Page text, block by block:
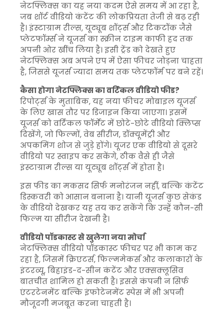
नेटफ्लिक्स का यह नया कदम ऐसे समय में आ रहा है,
जब शॉर्ट वीडियो कंटेंट की लोकप्रियता तेजी से बढ़ रही
है। इंस्टाग्राम रील्स, यूट्यूब शॉर्ट्स और टिकटॉक जैसे
प्लेटफॉर्म्स ने यूजर्स का स्क्रीन टाइम काफी हद तक
अपनी ओर खींच लिया है। इसी ट्रेंड को देखते हुए
नेटफ्लिक्स अब अपने एप में ऐसा फीचर जोड़ना चाहता
है, जिससे यूजर्स ज्यादा समय तक प्लेटफॉर्म पर बने रहें।
कैसा होगा नेटफ्लिक्स का वर्टिकल वीडियो फीड?
रिपोर्ट्स के मुताबिक, यह नया फीचर मोबाइल यूजर्स
के लिए खास तौर पर डिजाइन किया जाएगा। इसमें
यूजर्स को वर्टिकल फॉर्मेट में छोटे-छोटे वीडियो क्लिप्स
दिखेंगे, जो फिल्मों, वेब सीरीज, डॉक्यूमेंट्री और
अपकमिंग शोज से जुड़े होंगे। यूजर एक वीडियो से दूसरे
वीडियो पर स्वाइप कर सकेंगे, ठीक वैसे ही जैसे
इंस्टाग्राम रील्स या यूट्यूब शॉर्ट्स में होता है।
इस फीड का मकसद सिर्फ मनोरंजन नहीं, बल्कि कंटेंट
डिस्कवरी को आसान बनाना है। यानी यूजर्स कुछ सेकंड
के वीडियो देखकर यह तय कर सकेंगे कि उन्हें कौन-सी
फिल्म या सीरीज देखनी है।
वीडियो पॉडकास्ट से खुलेगा नया मोर्चा
नेटफ्लिक्स वीडियो पॉडकास्ट फीचर पर भी काम कर
रहा है, जिसमें क्रिएटर्स, फिल्ममेकर्स और कलाकारों के
इंटरव्यू, बिहाइंड-द-सीन कंटेंट और एक्सक्लूसिव
बातचीत शामिल हो सकती है। इससे कंपनी न सिर्फ
एंटरटेनमेंट बल्कि इंफोटेनमेंट स्पेस में भी अपनी
मौजूदगी मजबूत करना चाहती है।